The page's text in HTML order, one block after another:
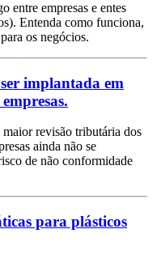
entre empresas e entes
Entenda como funciona,
os negócios.
implantada em
revisão tributária dos
ainda não se
de não conformidade
para plásticos